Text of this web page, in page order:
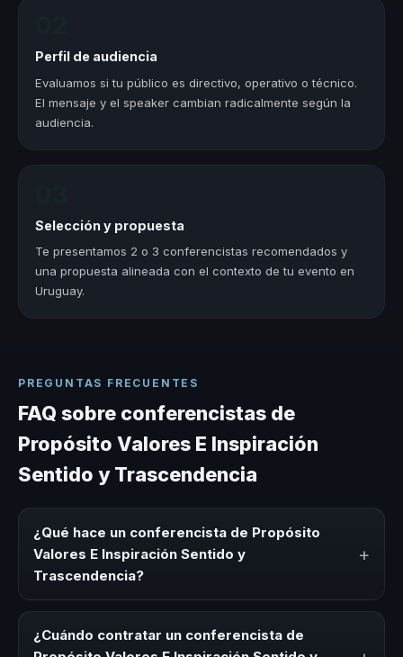
Perfil de audiencia
Evaluamos si tu público es directivo, operativo o técnico.
El mensaje y el speaker cambian radicalmente según la
audiencia.
Selección y propuesta
Te presentamos 2 o 3 conferencistas recomendados y
una propuesta alineada con el contexto de tu evento en
Uruguay.
PREGUNTAS FRECUENTES
FAQ sobre conferencistas de
Propósito Valores E Inspiración
Sentido y Trascendencia
¿Qué hace un conferencista de Propósito
Valores E Inspiración Sentido y
Trascendencia?
+
Sentido y Trascendencia es un experto que comparte
conocimiento, estrategias y experiencias sobre este tema
¿Cuándo contratar un conferencista de